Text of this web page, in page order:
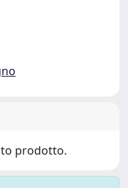
prodotto.